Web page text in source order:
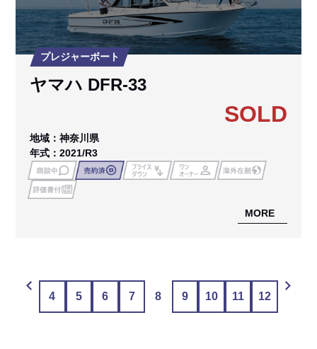
プレジャーボート
ヤマハ DFR-33
SOLD
地域：神奈川県
年式：2021/R3
MORE
4 5 6 7 8 9 10 11 12